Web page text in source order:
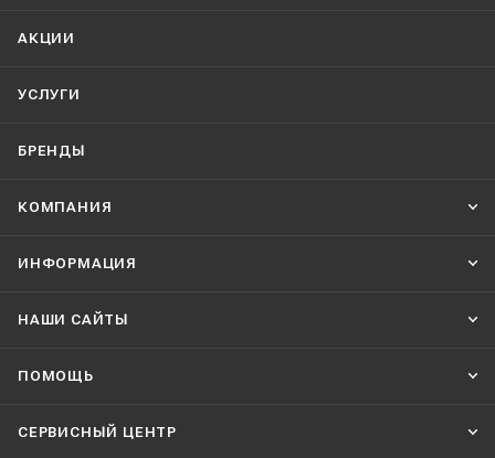
АКЦИИ
УСЛУГИ
БРЕНДЫ
КОМПАНИЯ
ИНФОРМАЦИЯ
НАШИ CАЙТЫ
ПОМОЩЬ
СЕРВИСНЫЙ ЦЕНТР